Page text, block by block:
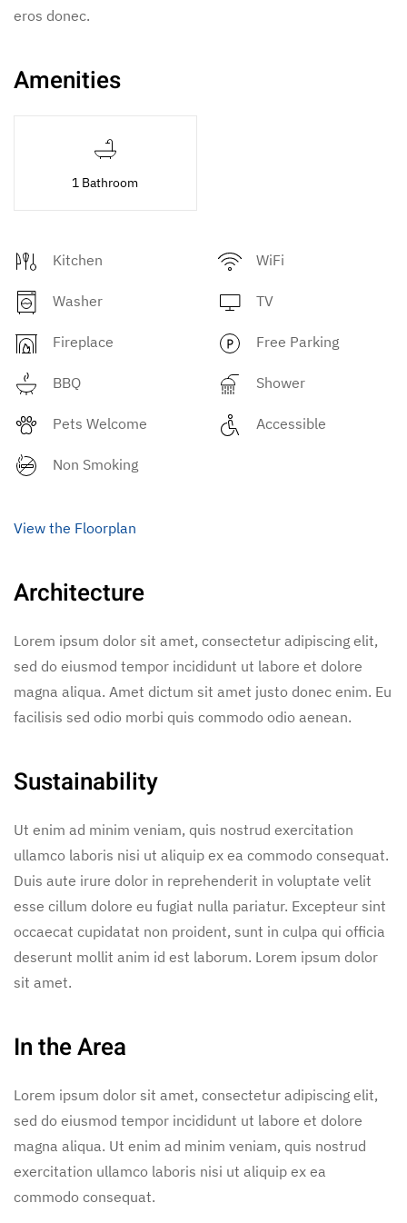
eros donec.
Amenities
1 Bathroom
Kitchen WiFi
Washer TV
Fireplace Free Parking
BBQ Shower
Pets Welcome Accessible
Non Smoking
View the Floorplan
Architecture
Lorem ipsum dolor sit amet, consectetur adipiscing elit,
sed do eiusmod tempor incididunt ut labore et dolore
magna aliqua. Amet dictum sit amet justo donec enim. Eu
facilisis sed odio morbi quis commodo odio aenean.
Sustainability
Ut enim ad minim veniam, quis nostrud exercitation
ullamco laboris nisi ut aliquip ex ea commodo consequat.
Duis aute irure dolor in reprehenderit in voluptate velit
esse cillum dolore eu fugiat nulla pariatur. Excepteur sint
occaecat cupidatat non proident, sunt in culpa qui officia
deserunt mollit anim id est laborum. Lorem ipsum dolor
sit amet.
In the Area
Lorem ipsum dolor sit amet, consectetur adipiscing elit,
sed do eiusmod tempor incididunt ut labore et dolore
magna aliqua. Ut enim ad minim veniam, quis nostrud
exercitation ullamco laboris nisi ut aliquip ex ea
commodo consequat.